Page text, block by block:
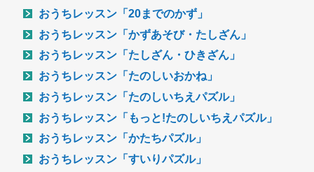
おうちレッスン「20までのかず」
おうちレッスン「かずあそび・たしざん」
おうちレッスン「たしざん・ひきざん」
おうちレッスン「たのしいおかね」
おうちレッスン「たのしいちえパズル」
おうちレッスン「もっと!たのしいちえパズル」
おうちレッスン「かたちパズル」
おうちレッスン「すいりパズル」